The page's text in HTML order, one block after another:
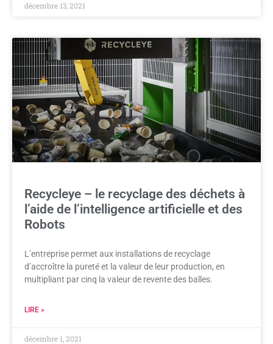
décembre 13, 2021
Recycleye – le recyclage des déchets à
l’aide de l’intelligence artificielle et des
Robots
L’entreprise permet aux installations de recyclage
d’accroître la pureté et la valeur de leur production, en
multipliant par cinq la valeur de revente des balles.
LIRE »
décembre 1, 2021